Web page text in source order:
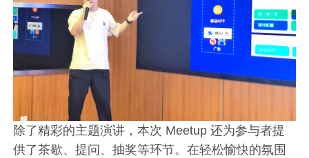
除了精彩的主题演讲，本次 Meetup 还为参与者提
供了茶歇、提问、抽奖等环节。在轻松愉快的氛围